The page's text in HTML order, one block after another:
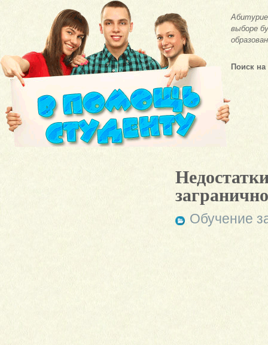
выборе
Поиск на
Обучение